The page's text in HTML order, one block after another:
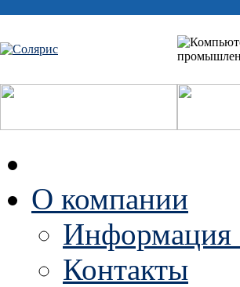
О компании
Информация
Контакты